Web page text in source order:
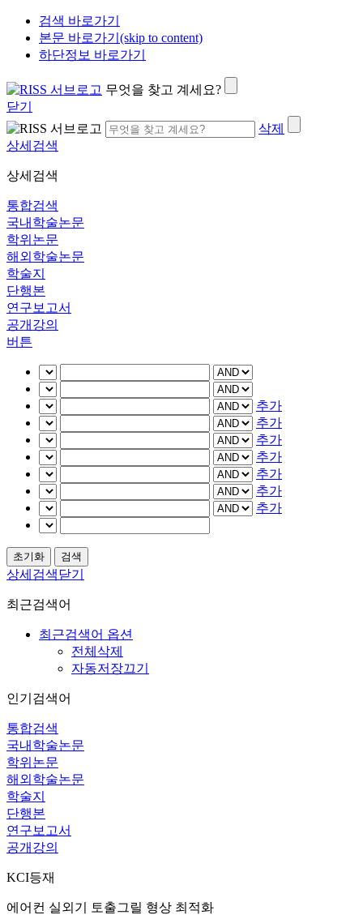
검색 바로가기
본문 바로가기(skip to content)
하단정보 바로가기
무엇을 찾고 계세요?
닫기
삭제
상세검색
상세검색
통합검색
국내학술논문
학위논문
해외학술논문
학술지
단행본
연구보고서
공개강의
버튼
추가
추가
추가
추가
추가
추가
추가
상세검색닫기
최근검색어
최근검색어 옵션
전체삭제
자동저장끄기
인기검색어
통합검색
국내학술논문
학위논문
해외학술논문
학술지
단행본
연구보고서
공개강의
KCI등재
에어컨 실외기 토출그릴 형상 최적화